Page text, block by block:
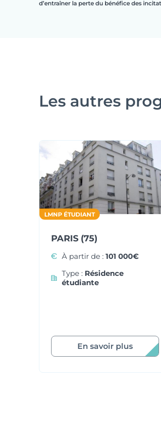
d’entraîner la perte du bénéfice des
Les autres
LMNP ÉTUDIANT
PARIS (75)
À partir de : 101 000€
Type : Résidence
étudiante
En savoir plus